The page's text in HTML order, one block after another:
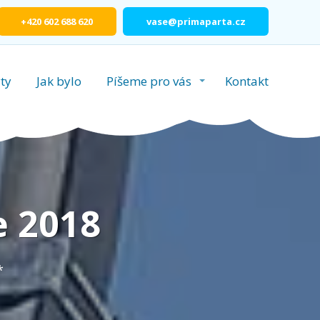
+420 602 688 620 vase@primaparta.cz
Jak bylo Píšeme pro vás Kontakt
2018